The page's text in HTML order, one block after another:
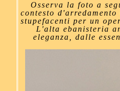
Osserva la foto a
contesto
stupefacenti per un
L'alta ebanisteria
eleganza, dalle